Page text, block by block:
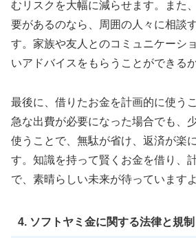
むリスクを大幅に減らせます。また
要があるのなら、周囲の人々に相談
す。家族や友人とのコミュニケーシ
いアドバイスをもらうことができる
最後に、借りたお金を計画的に使う
急な出費が必要になった場合でも、
使うことで、無駄が省け、返済が楽
す。知識を持って賢くお金を借り、
で、素晴らしい未来が待っていますよ
4. ソフトヤミ金に関する法律と規制